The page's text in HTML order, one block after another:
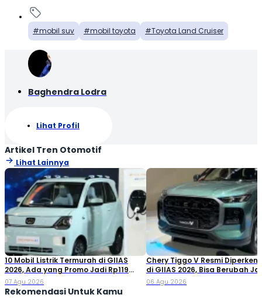
mobil suv mobil toyota Toyota Land Cruiser
Baghendra Lodra
Lihat Profil
Artikel Tren Otomotif
Lihat Lainnya
10 Mobil Listrik Termurah di GIIAS
2026, Ada yang Promo Jadi Rp119
Jutaan!
07 Agu 2026
Chery Tiggo V Resmi
di GIIAS 2026, Bisa Berubah
Double Cabin
06 Agu 2026
Rekomendasi Untuk Kamu